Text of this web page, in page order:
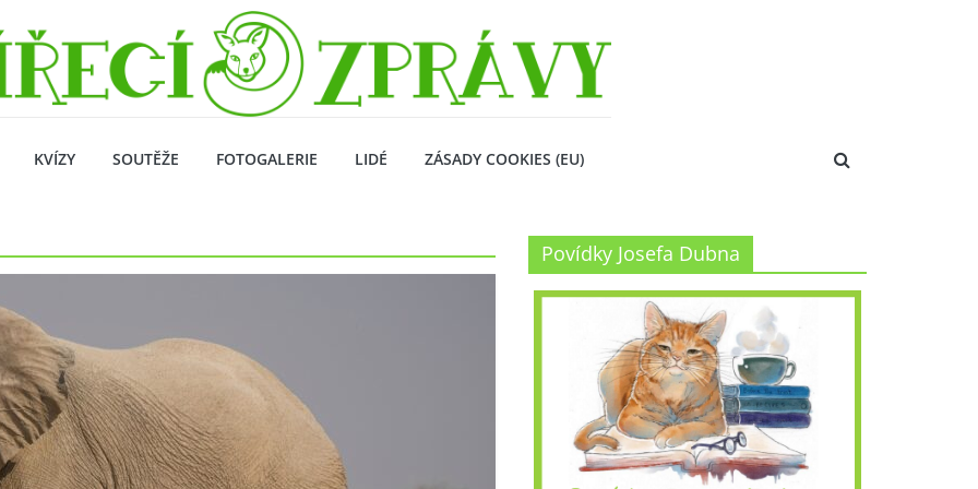
KVÍZY SOUTĚŽE FOTOGALERIE LIDÉ ZÁSADY COOKIES (EU)
Povídky Josefa Dubna